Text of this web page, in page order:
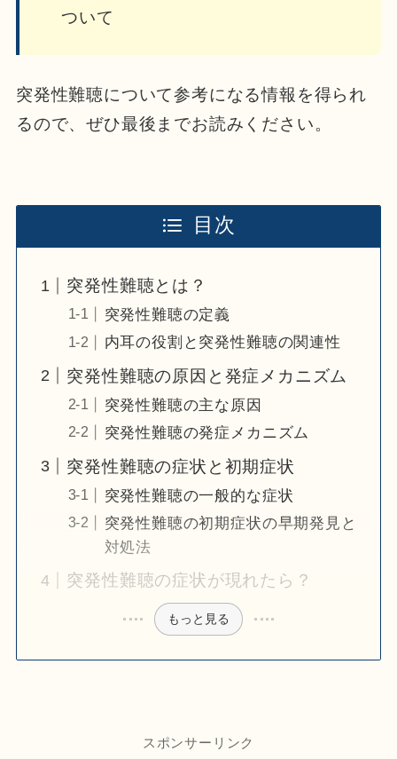
ついて
突発性難聴について参考になる情報を得られ
るので、ぜひ最後までお読みください。
目次
突発性難聴とは？
突発性難聴の定義
内耳の役割と突発性難聴の関連性
突発性難聴の原因と発症メカニズム
突発性難聴の主な原因
突発性難聴の発症メカニズム
突発性難聴の症状と初期症状
突発性難聴の一般的な症状
突発性難聴の初期症状の早期発見と
対処法
突発性難聴の症状が現れたら？
もっと見る
スポンサーリンク